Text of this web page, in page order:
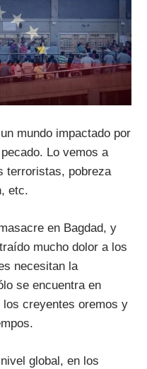
mundo impactado por
Lo vemos a
terroristas, pobreza
etc.
en Bagdad, y
mucho dolor a los
necesitan la
se encuentra en
creyentes oremos y
global, en los